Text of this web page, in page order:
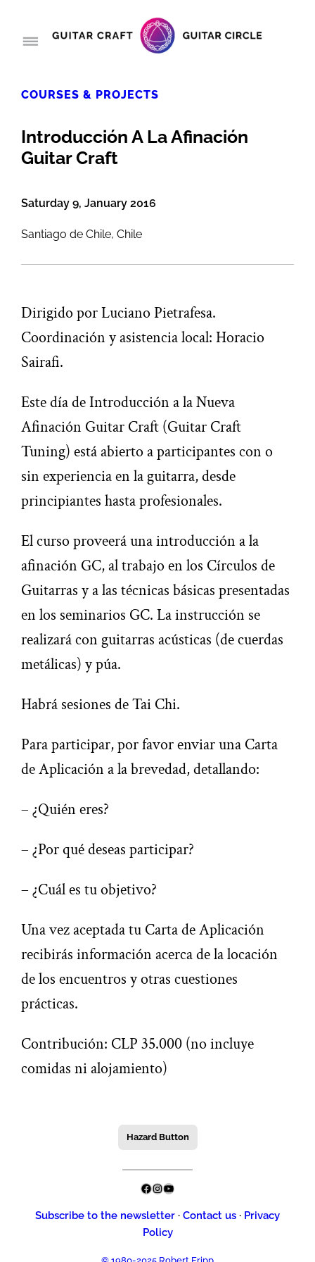
COURSES & PROJECTS
Introducción A La Afinación
Guitar Craft
Saturday 9, January 2016
Santiago de Chile, Chile
Dirigido por Luciano Pietrafesa.
Coordinación y asistencia local: Horacio
Sairafi.
Este día de Introducción a la Nueva
Afinación Guitar Craft (Guitar Craft
Tuning) está abierto a participantes con o
sin experiencia en la guitarra, desde
principiantes hasta profesionales.
El curso proveerá una introducción a la
afinación GC, al trabajo en los Círculos de
Guitarras y a las técnicas básicas presentadas
en los seminarios GC. La instrucción se
realizará con guitarras acústicas (de cuerdas
metálicas) y púa.
Habrá sesiones de Tai Chi.
Para participar, por favor enviar una Carta
de Aplicación a la brevedad, detallando:
– ¿Quién eres?
– ¿Por qué deseas participar?
– ¿Cuál es tu objetivo?
Una vez aceptada tu Carta de Aplicación
recibirás información acerca de la locación
de los encuentros y otras cuestiones
prácticas.
Contribución: CLP 35.000 (no incluye
comidas ni alojamiento)
Hazard Button
Facebook
Instagram
YouTube
Subscribe to the newsletter · Contact us · Privacy
Policy